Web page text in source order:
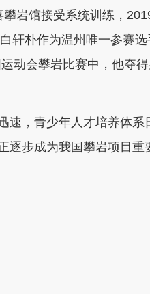
岩馆接受系统训练，
轩朴作为温州唯一参赛选
动会攀岩比赛中，他夺
，青少年人才培养体系
逐步成为我国攀岩项目重